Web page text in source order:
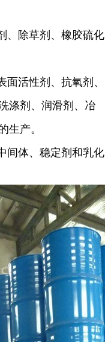
、除草剂、橡胶硫化
活性剂、抗氧剂、
涤剂、润滑剂、冶
生产。
间体、稳定剂和乳化